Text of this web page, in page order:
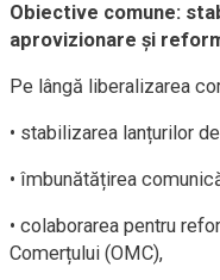
Obiective comune:
aprovizionare și
Pe lângă liberalizarea
• stabilizarea lanțurilor
• îmbunătățirea
• colaborarea pentru
Comerțului (OMC),